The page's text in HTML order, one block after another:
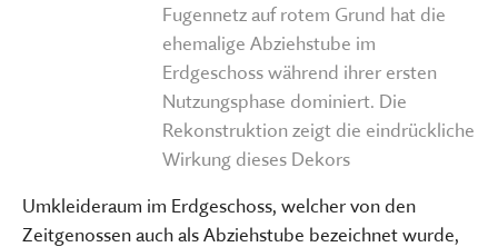
Fugennetz auf rotem Grund hat die
ehemalige Abziehstube im
Erdgeschoss während ihrer ersten
Nutzungsphase dominiert. Die
Rekonstruktion zeigt die eindrückliche
Wirkung dieses Dekors
Umkleideraum im Erdgeschoss, welcher von den
Zeitgenossen auch als Abziehstube bezeichnet wurde,